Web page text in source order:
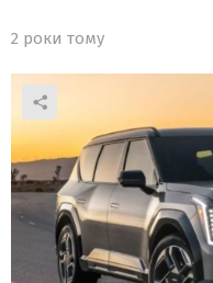
2 роки тому